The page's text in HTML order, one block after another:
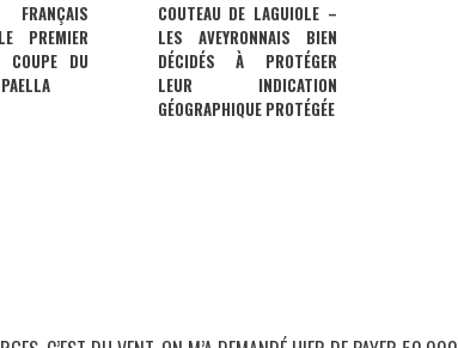
PREMIER
DU
COUTEAU DE LAGUIOLE –
LES AVEYRONNAIS BIEN
DÉCIDÉS À PROTÉGER
LEUR INDICATION
GÉOGRAPHIQUE PROTÉGÉE